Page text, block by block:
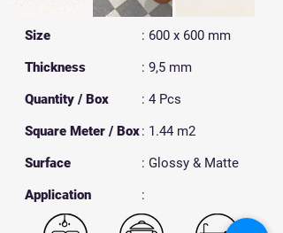
Size
Thickness
Quantity / Box
Square Meter / Box
Surface
​Application
: 600 x 600 mm
: 9,5 mm
: 4 Pcs
: 1.44 m2
: Glossy & Matte
: